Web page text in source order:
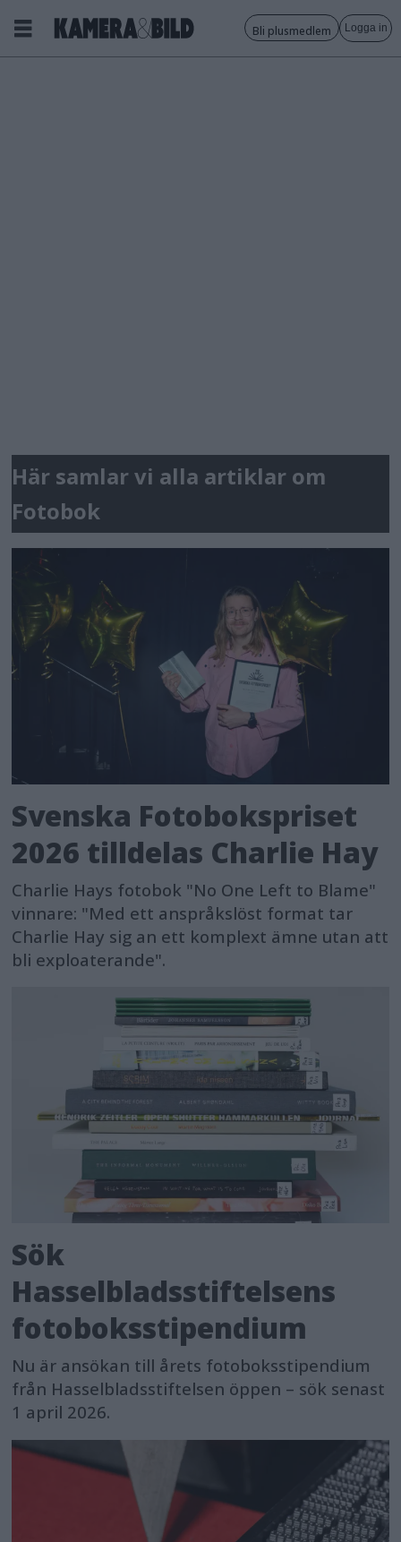
Bli plusmedlem Logga in
Här samlar vi alla artiklar om
Fotobok
Svenska Fotobokspriset
2026 tilldelas Charlie Hay
Charlie Hays fotobok "No One Left to Blame"
vinnare: "Med ett anspråkslöst format tar
Charlie Hay sig an ett komplext ämne utan att
bli exploaterande".
Sök
Hasselbladsstiftelsens
fotoboksstipendium
Nu är ansökan till årets fotoboksstipendium
från Hasselbladsstiftelsen öppen – sök senast
1 april 2026.